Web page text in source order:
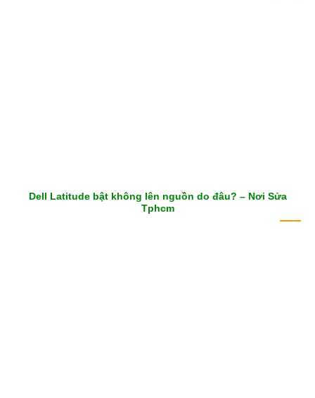
Dell Latitude bật không lên nguồn do đâu? – Nơi Sửa
Tphcm